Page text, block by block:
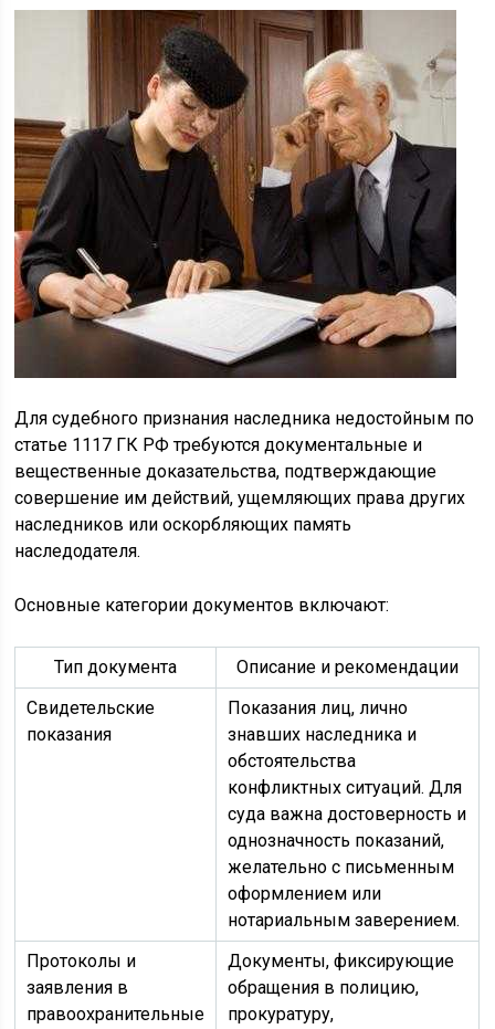
Для судебного признания наследника недостойным по
статье 1117 ГК РФ требуются документальные и
вещественные доказательства, подтверждающие
совершение им действий, ущемляющих права других
наследников или оскорбляющих память
наследодателя.
Основные категории документов включают:
Тип документа
Описание и рекомендации
Свидетельские
показания
Показания лиц, лично
знавших наследника и
обстоятельства
конфликтных ситуаций. Для
суда важна достоверность и
однозначность показаний,
желательно с письменным
оформлением или
нотариальным заверением.
Протоколы и
заявления в
правоохранительные
Документы, фиксирующие
обращения в полицию,
прокуратуру,